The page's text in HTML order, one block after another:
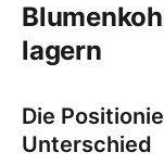
lagern
Die
Unterschied